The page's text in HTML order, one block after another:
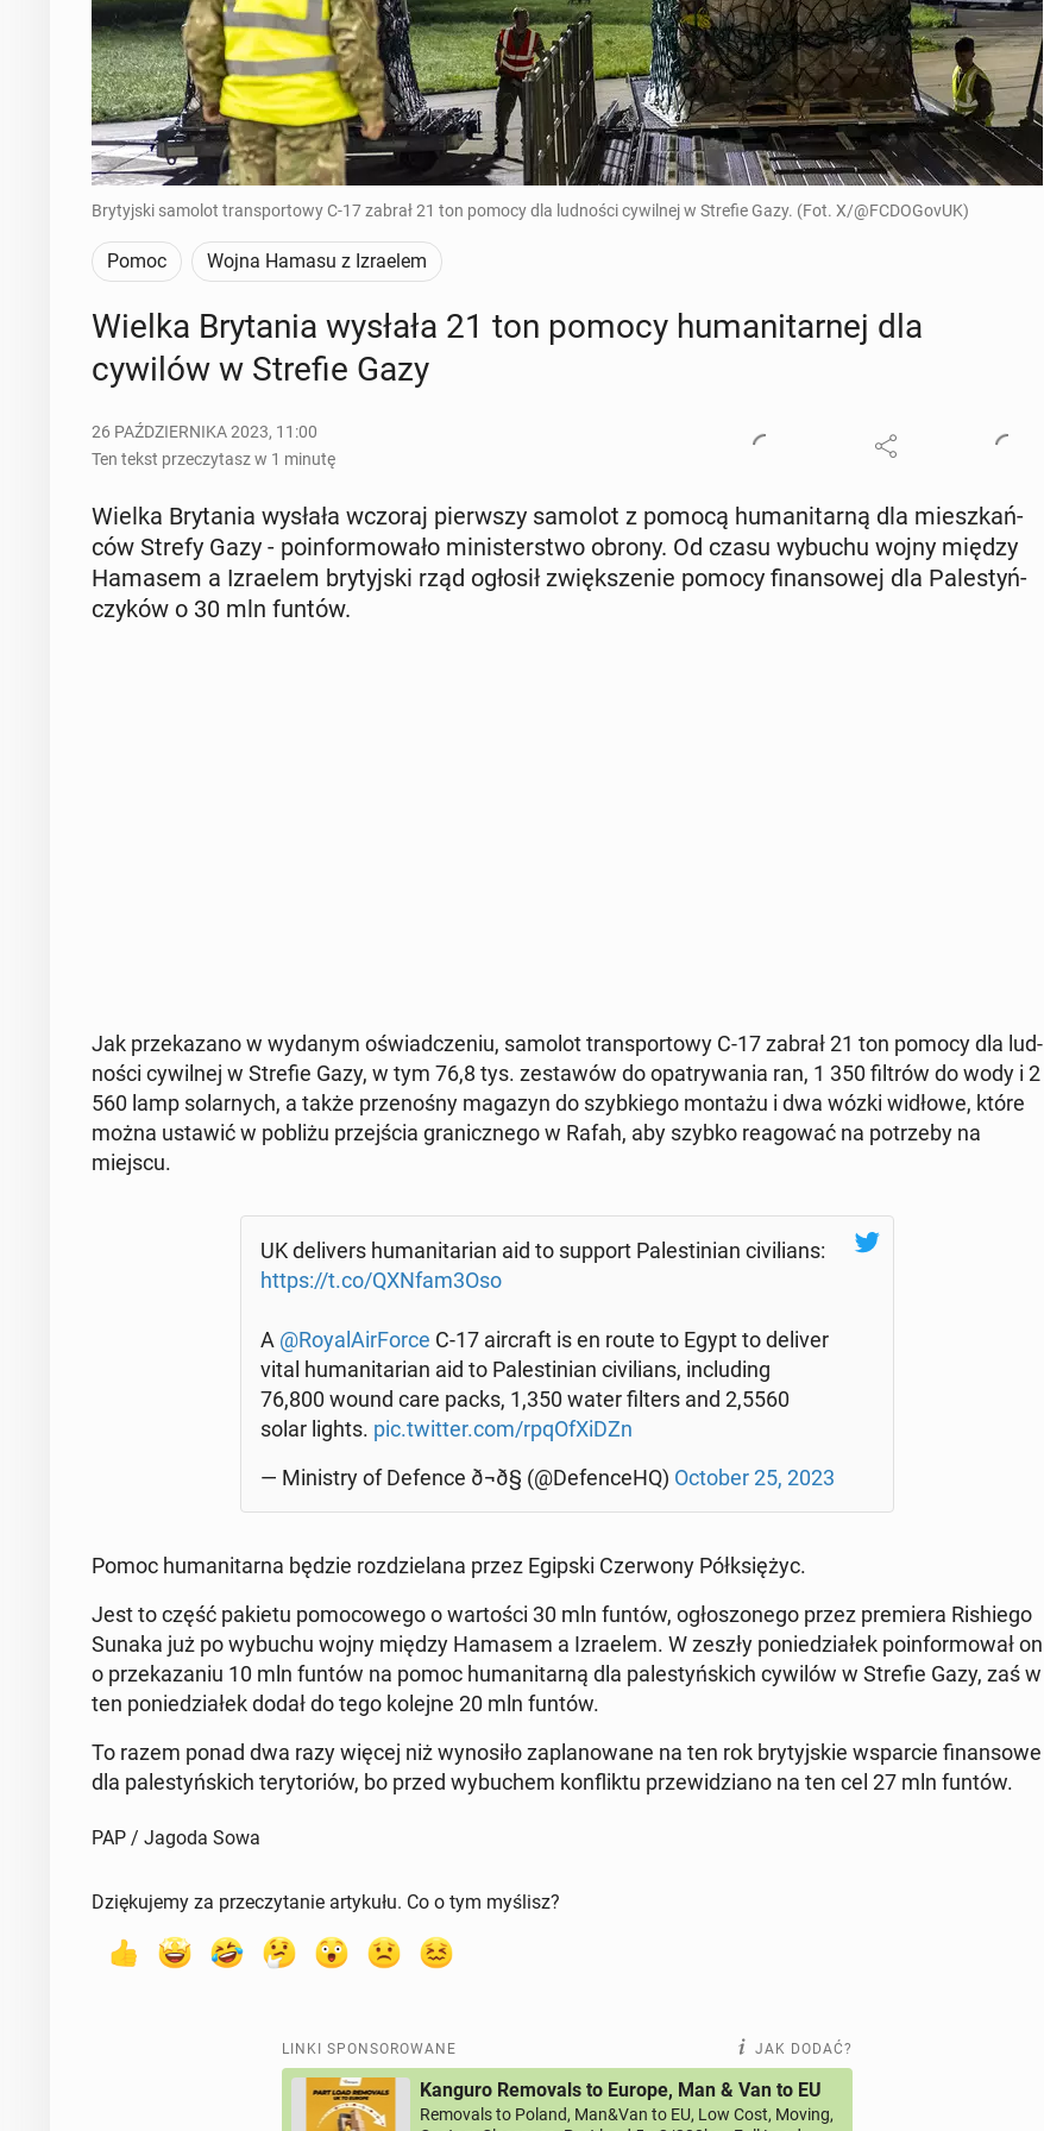
Brytyjski samolot transportowy C-17 zabrał 21 ton pomocy dla ludności cywilnej w Strefie Gazy. (Fot. X/@FCDOGovUK)
Pomoc Wojna Hamasu z Izraelem
Wielka Bry­ta­nia wysłała 21 ton pomocy hu­ma­ni­tar­nej dla
cywilów w Strefie Gazy
26 PAŹDZIERNIKA 2023, 11:00
Ten tekst przeczytasz w 1 minutę
Wielka Bry­ta­nia wysłała wczoraj pierw­szy samolot z pomocą hu­ma­ni­tar­ną dla miesz­kań­
ców Strefy Gazy - po­in­for­mo­wa­ło mi­ni­ster­stwo obrony. Od czasu wybuchu wojny między
Hamasem a Izra­elem bry­tyj­ski rząd ogłosił zwięk­sze­nie pomocy fi­nan­so­wej dla Pa­le­styń­
czy­ków o 30 mln funtów.
Jak prze­ka­za­no w wydanym oświad­cze­niu, samolot trans­por­to­wy C-17 zabrał 21 ton pomocy dla lud­
no­ści cy­wil­nej w Strefie Gazy, w tym 76,8 tys. ze­sta­wów do opa­try­wa­nia ran, 1 350 filtrów do wody i 2
560 lamp so­lar­nych, a także prze­no­śny magazyn do szyb­kie­go montażu i dwa wózki widłowe, które
można ustawić w pobliżu przej­ścia gra­nicz­ne­go w Rafah, aby szybko re­ago­wać na po­trze­by na
miejscu.
UK de­li­vers hu­ma­ni­ta­rian aid to support Pa­le­sti­nian ci­vi­lians:
https://t.co/QXNfam3Oso
A @Roy­alA­ir­For­ce C-17 air­craft is en route to Egypt to deliver
vital hu­ma­ni­ta­rian aid to Pa­le­sti­nian ci­vi­lians, in­c­lu­ding
76,800 wound care packs, 1,350 water filters and 2,5560
solar lights. pic.twitter.com/rpqO­fXiDZn
— Mi­ni­stry of Defence ð¬ð§ (@De­fen­ce­HQ) October 25, 2023
Pomoc hu­ma­ni­tar­na będzie roz­dzie­la­na przez Egipski Czer­wo­ny Pół­księ­życ.
Jest to część pakietu po­mo­co­we­go o war­to­ści 30 mln funtów, ogło­szo­ne­go przez pre­mie­ra Ri­shie­go
Sunaka już po wybuchu wojny między Hamasem a Izra­elem. W zeszły po­nie­dzia­łek po­in­for­mo­wał on
o prze­ka­za­niu 10 mln funtów na pomoc hu­ma­ni­tar­ną dla pa­le­styń­skich cywilów w Strefie Gazy, zaś w
ten po­nie­dzia­łek dodał do tego kolejne 20 mln funtów.
To razem ponad dwa razy więcej niż wy­no­si­ło za­pla­no­wa­ne na ten rok bry­tyj­skie wspar­cie fi­nan­so­we
dla pa­le­styń­skich te­ry­to­riów, bo przed wy­bu­chem kon­flik­tu prze­wi­dzia­no na ten cel 27 mln funtów.
PAP / Jagoda Sowa
Dziękujemy za przeczytanie artykułu. Co o tym myślisz?
LINKI SPONSOROWANE JAK DODAĆ?
Kanguro Removals to Europe, Man & Van to EU
Removals to Poland, Man&Van to EU, Low Cost, Moving,